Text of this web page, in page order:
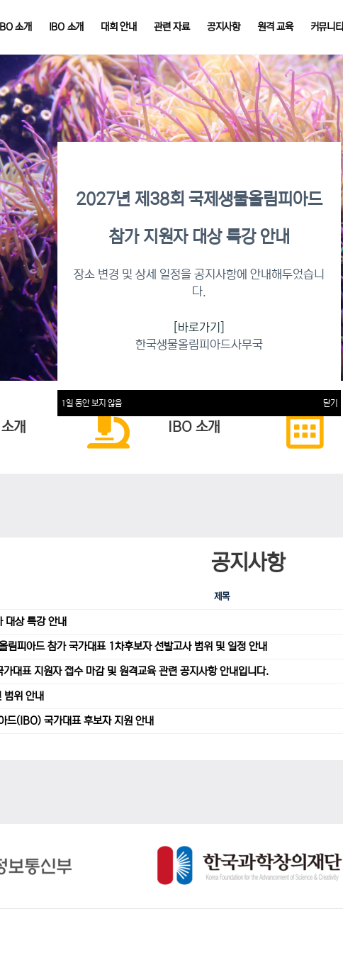
소개 IBO 소개 대회 안내 관련 자료 공지사항 원격 교육 커뮤니티
개 IBO 소개
공지사항
제목
상 특강 안내
피아드 참가 국가대표 1차후보자 선발고사 범위 및 일정 안내
대표 지원자 접수 마감 및 원격교육 관련 공지사항 안내입니다.
위 안내
(IBO) 국가대표 후보자 지원 안내
2027년 제38회 국제생물올림피아드
참가 지원자 대상 특강 안내
장소 변경 및 상세 일정을 공지사항에 안내해두었습니
다.
[바로가기]
한국생물올림피아드사무국
1일 동안 보지 않음 닫기